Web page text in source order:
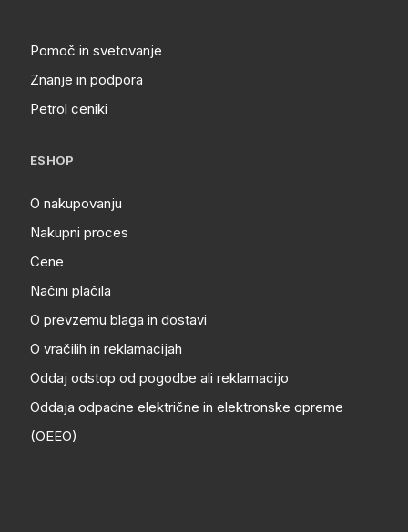
Pomoč in svetovanje
Znanje in podpora
Petrol ceniki
ESHOP
O nakupovanju
Nakupni proces
Cene
Načini plačila
O prevzemu blaga in dostavi
O vračilih in reklamacijah
Oddaj odstop od pogodbe ali reklamacijo
Oddaja odpadne električne in elektronske opreme
(OEEO)